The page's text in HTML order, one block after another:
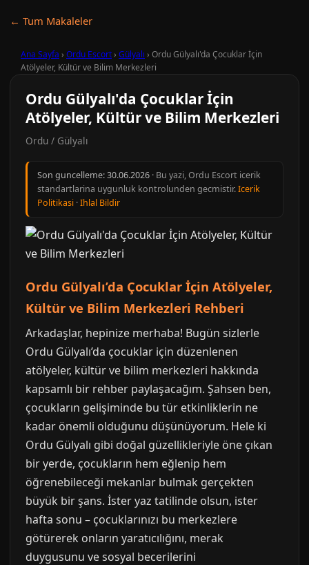
← Tum Makaleler
Ana Sayfa › Ordu Escort› Gülyalı › Ordu Gülyalı'da Çocuklar İçin
Atölyeler, Kültür ve Bilim Merkezleri
Ordu Gülyalı'da Çocuklar İçin
Atölyeler, Kültür ve Bilim Merkezleri
Ordu / Gülyalı
Son guncelleme:30.06.2026 · Bu yazi, Ordu Escort icerik
standartlarina uygunluk kontrolunden gecmistir.Icerik
Politikasi ·Ihlal Bildir
Ordu Gülyalı’da Çocuklar İçin Atölyeler,
Kültür ve Bilim Merkezleri Rehberi
Arkadaşlar, hepinize merhaba! Bugün sizlerle
Ordu Gülyalı’da çocuklar için düzenlenen
atölyeler, kültür ve bilim merkezleri hakkında
kapsamlı bir rehber paylaşacağım. Şahsen ben,
çocukların gelişiminde bu tür etkinliklerin ne
kadar önemli olduğunu düşünüyorum. Hele ki
Ordu Gülyalı gibi doğal güzellikleriyle öne çıkan
bir yerde, çocukların hem eğlenip hem
öğrenebileceği mekanlar bulmak gerçekten
büyük bir şans. İster yaz tatilinde olsun, ister
hafta sonu – çocuklarınızı bu merkezlere
götürerek onların yaratıcılığını, merak
duygusunu ve sosyal becerilerini